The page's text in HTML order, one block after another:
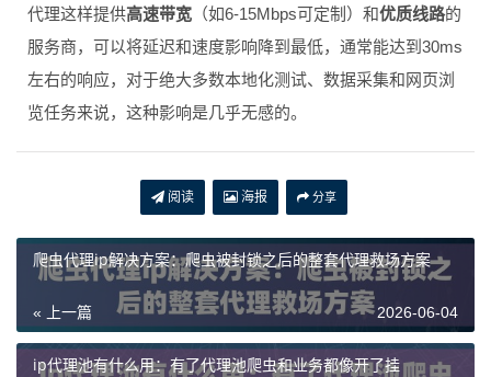
代理这样提供高速带宽 （如6-15Mbps可定制）和优质线路的
服务商，可以将延迟和速度影响降到最低，通常能达到30ms
左右的响应，对于绝大多数本地化测试、数据采集和网页浏
览任务来说，这种影响是几乎无感的。
阅读 海报 分享
爬虫代理ip解决方案：爬虫被封锁之后的整套代理救场方案
« 上一篇 2026-06-04
ip代理池有什么用：有了代理池爬虫和业务都像开了挂